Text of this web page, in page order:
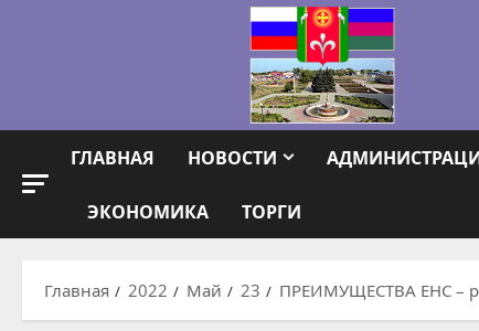
ГЛАВНАЯ НОВОСТИ
ЭКОНОМИКА ТОРГИ
Главная 2022 Май 23 ПРЕИМУЩЕСТВА ЕНС –